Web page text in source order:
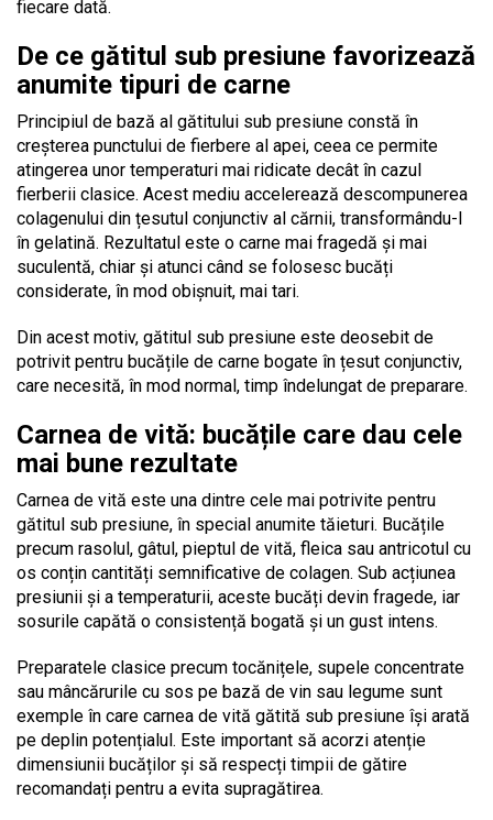
fiecare dată.
De ce gătitul sub presiune favorizează
anumite tipuri de carne
Principiul de bază al gătitului sub presiune constă în
creșterea punctului de fierbere al apei, ceea ce permite
atingerea unor temperaturi mai ridicate decât în cazul
fierberii clasice. Acest mediu accelerează descompunerea
colagenului din țesutul conjunctiv al cărnii, transformându-l
în gelatină. Rezultatul este o carne mai fragedă și mai
suculentă, chiar și atunci când se folosesc bucăți
considerate, în mod obișnuit, mai tari.
Din acest motiv, gătitul sub presiune este deosebit de
potrivit pentru bucățile de carne bogate în țesut conjunctiv,
care necesită, în mod normal, timp îndelungat de preparare.
Carnea de vită: bucățile care dau cele
mai bune rezultate
Carnea de vită este una dintre cele mai potrivite pentru
gătitul sub presiune, în special anumite tăieturi. Bucățile
precum rasolul, gâtul, pieptul de vită, fleica sau antricotul cu
os conțin cantități semnificative de colagen. Sub acțiunea
presiunii și a temperaturii, aceste bucăți devin fragede, iar
sosurile capătă o consistență bogată și un gust intens.
Preparatele clasice precum tocănițele, supele concentrate
sau mâncărurile cu sos pe bază de vin sau legume sunt
exemple în care carnea de vită gătită sub presiune își arată
pe deplin potențialul. Este important să acorzi atenție
dimensiunii bucăților și să respecți timpii de gătire
recomandați pentru a evita supragătirea.